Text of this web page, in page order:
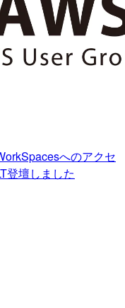
へのアクセ
登壇しました